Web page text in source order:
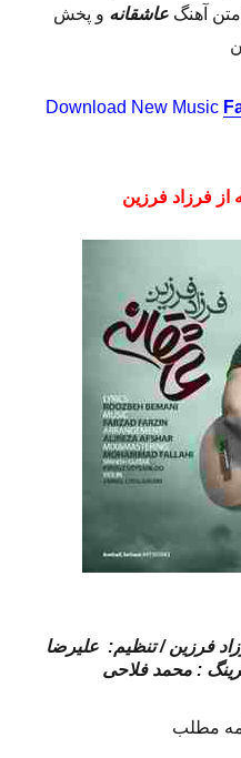
عاشقانه و پخش
Download New Music
از فرزاد فرزین
فرزین / تنظیم: علیرضا
: محمد فلاحی
مطلب